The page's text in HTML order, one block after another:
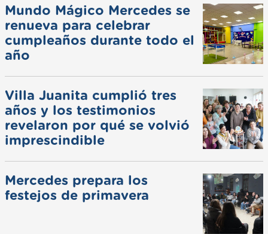
Mundo Mágico Mercedes se
renueva para celebrar
cumpleaños durante todo el
año
Villa Juanita cumplió tres
años y los testimonios
revelaron por qué se volvió
imprescindible
Mercedes prepara los
festejos de primavera